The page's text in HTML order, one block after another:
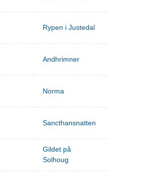
Rypen i Justedal
Andhrimner
Norma
Sancthansnatten
Gildet på
Solhoug